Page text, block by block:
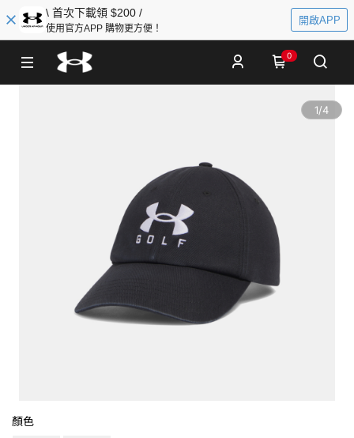
\ 首次下載領 $200 /
使用官方APP 購物更方便！
開啟APP
0
1/4
顏色